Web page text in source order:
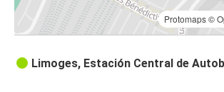
Protomaps©
Limoges, Estación Central de